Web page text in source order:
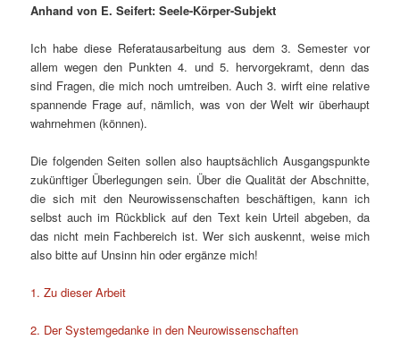
Anhand von E. Seifert: Seele-Körper-Subjekt
Ich habe diese Referatausarbeitung aus dem 3. Semester vor
allem wegen den Punkten 4. und 5. hervorgekramt, denn das
sind Fragen, die mich noch umtreiben. Auch 3. wirft eine relative
spannende Frage auf, nämlich, was von der Welt wir überhaupt
wahrnehmen (können).
Die folgenden Seiten sollen also hauptsächlich Ausgangspunkte
zukünftiger Überlegungen sein. Über die Qualität der Abschnitte,
die sich mit den Neurowissenschaften beschäftigen, kann ich
selbst auch im Rückblick auf den Text kein Urteil abgeben, da
das nicht mein Fachbereich ist. Wer sich auskennt, weise mich
also bitte auf Unsinn hin oder ergänze mich!
1. Zu dieser Arbeit
2. Der Systemgedanke in den Neurowissenschaften